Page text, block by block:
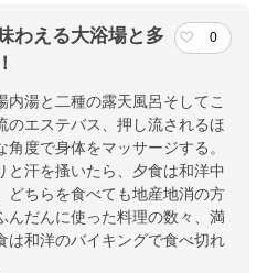
わえる大浴場と多
0
湯と二種の露天風呂そしてこ
のエステバス、押し流されるほ
度で身体をマッサージする。
と汗を搔いたら、夕食は和洋中
どちらを食べても地産地消の方
んだんに使った料理の数々、満
は和洋のバイキングで食べ切れ